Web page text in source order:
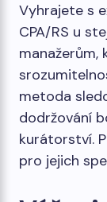
Vyhrajete s
CPA/RS u
manažerům,
metoda
dodržování
kurátorství.
pro jejich